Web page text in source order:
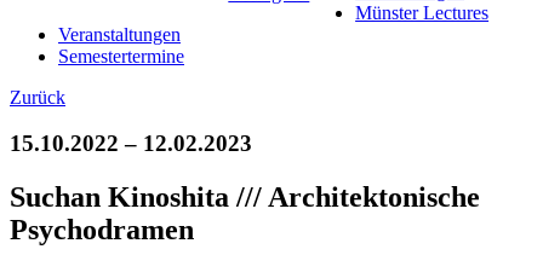
Münster Lectures
Veranstaltungen
Semestertermine
Zurück
15.10.2022 – 12.02.2023
Suchan Kinoshita /// Architektonische
Psychodramen